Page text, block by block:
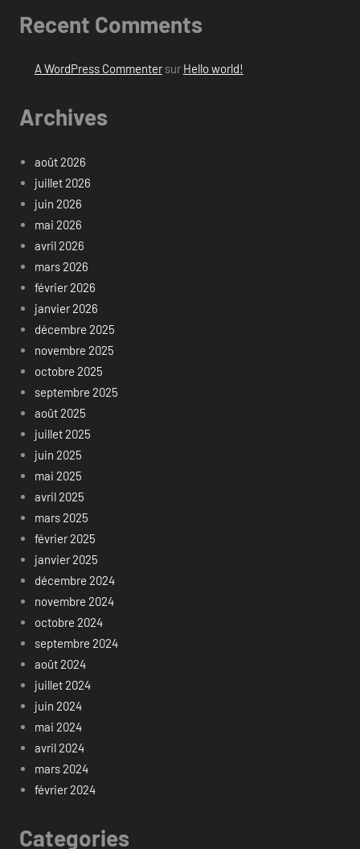
Recent Comments
A WordPress Commentersur Hello world!
Archives
août 2026
juillet 2026
juin 2026
mai 2026
avril 2026
mars 2026
février 2026
janvier 2026
décembre 2025
novembre 2025
octobre 2025
septembre 2025
août 2025
juillet 2025
juin 2025
mai 2025
avril 2025
mars 2025
février 2025
janvier 2025
décembre 2024
novembre 2024
octobre 2024
septembre 2024
août 2024
juillet 2024
juin 2024
mai 2024
avril 2024
mars 2024
février 2024
Categories